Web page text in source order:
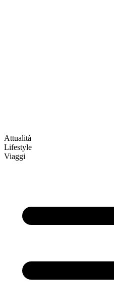
Attualità
Lifestyle
Viaggi